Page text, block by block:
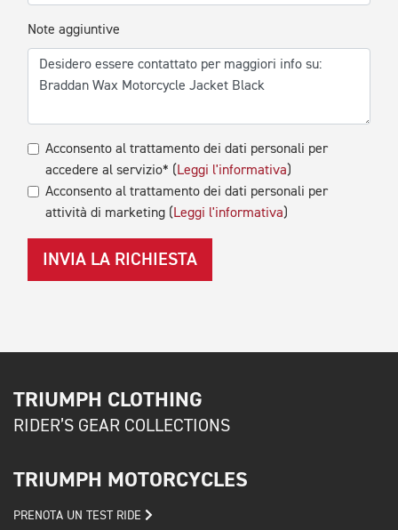
Note aggiuntive
Acconsento al trattamento dei dati personali per
accedere al servizio* (Leggi l'informativa)
Acconsento al trattamento dei dati personali per
attività di marketing (Leggi l'informativa)
INVIA LA RICHIESTA
TRIUMPH CLOTHING
RIDER’S GEAR COLLECTIONS
TRIUMPH MOTORCYCLES
PRENOTA UN TEST RIDE